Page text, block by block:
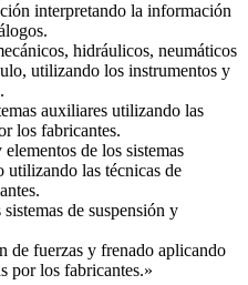
interpretando la información
hidráulicos, neumáticos
utilizando los instrumentos y
auxiliares utilizando las
los fabricantes.
de los sistemas
utilizando las técnicas de
de suspensión y
de fuerzas y frenado aplicando
por los fabricantes.»